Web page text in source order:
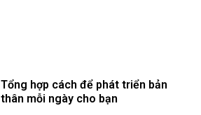
Tổng hợp cách để phát triển bản
thân mỗi ngày cho bạn